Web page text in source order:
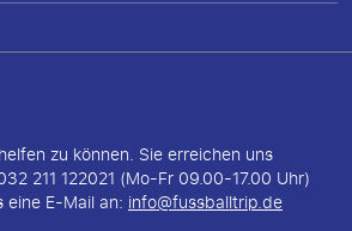
zu können. Sie erreichen uns
211 122021 (Mo-Fr 09.00-17.00 Uhr)
E-Mail an: info@fussballtrip.de